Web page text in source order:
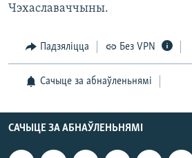
Чэхаславаччыны.
Падзяліцца Без VPN
Сачыце за абнаўленьнямі
САЧЫЦЕ ЗА АБНАЎЛЕНЬНЯМІ